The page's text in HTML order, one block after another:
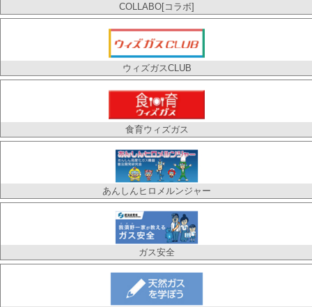
適格請求書発行事業者番号と請求書のお知らせ
平素より格別のご高配を賜り厚くお礼申し上げま
す。 2023年10月１日より複数税率に対
電気・ガス価格激変緩和対策事業の継続について
政府の「電気・ガス価格激変緩和対策事業」により
2023年10月検針分まで都市ガス料金の値引きを行う
こ… 続きを読む
「福岡県ＬＰガス料金高騰対策支援事業費補助
LPガスの値下げについて
COLLABO[コラボ]
ウィズガスCLUB
食育ウィズガス
あんしんヒロメルンジャー
ガス安全